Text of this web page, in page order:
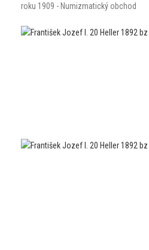
roku 1909 - Numizmatický obchod